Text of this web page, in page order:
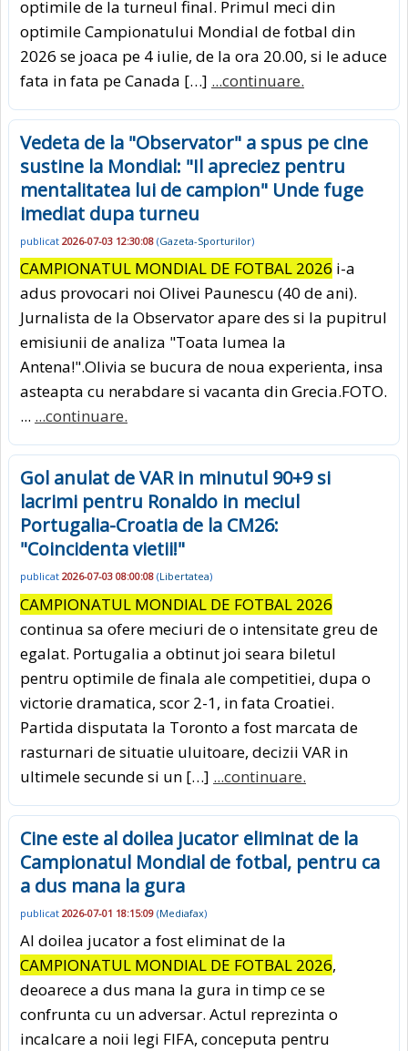
optimile de la turneul final. Primul meci din
optimile Campionatului Mondial de fotbal din
2026 se joaca pe 4 iulie, de la ora 20.00, si le aduce
fata in fata pe Canada […] ...continuare.
Vedeta de la "Observator" a spus pe cine
sustine la Mondial: "Il apreciez pentru
mentalitatea lui de campion" Unde fuge
imediat dupa turneu
publicat 2026-07-03 12:30:08 (Gazeta-Sporturilor)
CAMPIONATUL MONDIAL DE FOTBAL 2026 i-a
adus provocari noi Olivei Paunescu (40 de ani).
Jurnalista de la Observator apare des si la pupitrul
emisiunii de analiza "Toata lumea la
Antena!".Olivia se bucura de noua experienta, insa
asteapta cu nerabdare si vacanta din Grecia.FOTO.
... ...continuare.
Gol anulat de VAR in minutul 90+9 si
lacrimi pentru Ronaldo in meciul
Portugalia-Croatia de la CM26:
"Coincidenta vietii!"
publicat 2026-07-03 08:00:08 (Libertatea)
CAMPIONATUL MONDIAL DE FOTBAL 2026
continua sa ofere meciuri de o intensitate greu de
egalat. Portugalia a obtinut joi seara biletul
pentru optimile de finala ale competitiei, dupa o
victorie dramatica, scor 2-1, in fata Croatiei.
Partida disputata la Toronto a fost marcata de
rasturnari de situatie uluitoare, decizii VAR in
ultimele secunde si un […] ...continuare.
Cine este al doilea jucator eliminat de la
Campionatul Mondial de fotbal, pentru ca
a dus mana la gura
publicat 2026-07-01 18:15:09 (Mediafax)
Al doilea jucator a fost eliminat de la
CAMPIONATUL MONDIAL DE FOTBAL 2026,
deoarece a dus mana la gura in timp ce se
confrunta cu un adversar. Actul reprezinta o
incalcare a noii legi FIFA, conceputa pentru